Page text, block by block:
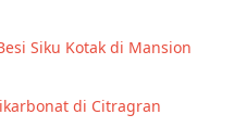
Siku Kotak di Mansion
di Citragran